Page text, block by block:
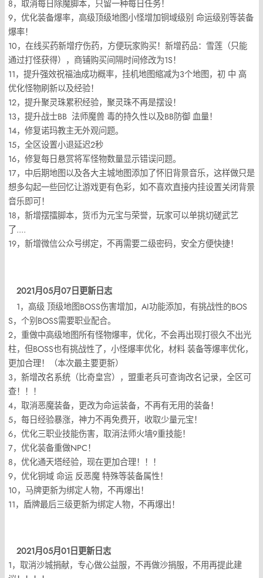
8，取消每日除魔脚本，只留一种每日任务！
9，优化装备爆率，高级顶级地图小怪增加铜域级别 命运级别等装备
爆率！
10，在线买药新增疗伤药，方便玩家购买！新增药品：雪莲（只能
通过打怪获得），商铺购买间隔时间修改为1S！
11，提升强效祝福油成功概率，挂机地图缩减为3个地图，初 中 高
优化怪物刷新以及经验！
12，提升聚灵珠累积经验，聚灵珠不再是摆设！
13，提升战士BB 法师魔兽 毒的持久性以及BB防御 血量！
14，修复诺玛教主无外观问题。
15，全区设置小退延迟2秒
16，修复每日悬赏将军怪物数量显示错误问题。
17，中后期地图以及各大主城地图添加了怀旧背景音乐，这样做只是
想多勾起一些回忆让游戏更有色彩，如不喜欢直接内挂设置关闭背景
音乐即可！
18，新增摆擂脚本，货币为元宝与荣誉，玩家可以单挑切磋武艺
了....
19，新增微信公众号绑定，不再需要二级密码，安全方便快捷！
2021月05月07日更新日志
1，高级 顶级地图BOSS伤害增加，AI功能添加，有挑战性的BOS
S，个别BOSS需要职业配合。
2，重做中高级地图所有怪物爆率，优化，不会再出现打很久不出光
柱，但BOSS也有挑战性了，小怪爆率优化，材料 装备等爆率优化，
更加合理！（本次最主要更新）
3，新增改名系统（比奇皇宫），盟重老兵可查询改名记录，全区可
查！！！
4，取消恶魔装备，更改为命运装备，不再有无用的装备！
5，每日经验暴涨，神力不再免费开，收取少量元宝！
6，优化三职业技能伤害，取消法师火墙9重技能！
7，优化装备重做NPC！
8，优化通天塔经验，现在更加合理！！！
9，优化铜域 命运 反恶魔 特殊等装备属性！
10，马牌更新为绑定人物，不再爆出！
11，盾牌最后三级更新为绑定人物，不再爆出！
2021月05月01日更新日志
1，取消沙城捐献，专心做公益服，不再做沙捐服，不用再提此建